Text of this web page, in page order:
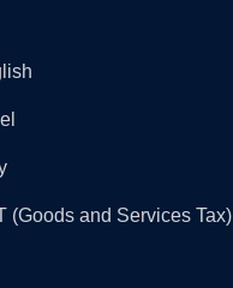
(Goods and Services Tax)